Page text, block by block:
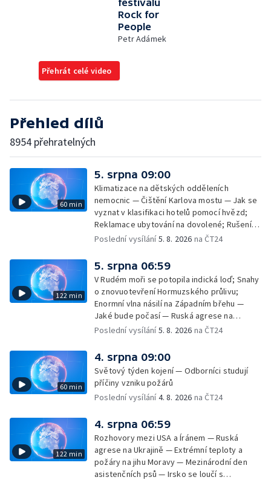
festivalu
Rock for
People
Petr Adámek
Přehrát celé video
Přehled dílů
8954 přehratelných
60 min
5. srpna 09:00
Klimatizace na dětských odděleních
nemocnic — Čištění Karlova mostu — Jak se
vyznat v klasifikaci hotelů pomocí hvězd;
Reklamace ubytování na dovolené; Rušení
dovolené kvůli přírodním živlům; Práva
na dovolené v zahraničí; Platby a výběry na
dovolené v zahraničí — Těžba léčivé rašeliny
u Malé Morávky
Poslední vysílání5. 8. 2026 na ČT24
122 min
5. srpna 06:59
V Rudém moři se potopila indická loď; Snahy
o znovuotevření Hormuzského průlivu;
Enormní vlna násilí na Západním břehu —
Jaké bude počasí — Ruská agrese na
Ukrajině — Vliv veder na lidské orgány — Při
— Třem obcím na Brněnsku dočasně došla
pitná voda — SP v orientačním běhu v Česku
— Horko a požáry sužují Evropu — Rybářský
příměstský tábor
Poslední vysílání5. 8. 2026 na ČT24
60 min
4. srpna 09:00
Světový týden kojení — Odborníci studují
příčiny vzniku požárů
Poslední vysílání4. 8. 2026 na ČT24
122 min
4. srpna 06:59
Rozhovory mezi USA a Íránem — Ruská
agrese na Ukrajině — Extrémní teploty a
požáry na jihu Moravy — Mezinárodní den
asistenčních psů — Irsko se loučí s